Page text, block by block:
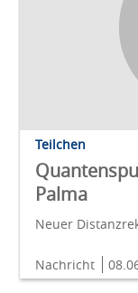
Teilchen
Palma
Neuer
Nachricht